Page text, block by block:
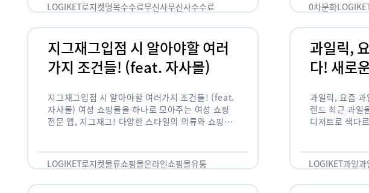
LOGIKET로지켓명목수수료무신사무신사수수료
0차문화
지그재그입점 시 알아야할 여러
가지 조건들! (feat. 자사몰)
지그재그입점 시 알아야할 여러가지 조건들! (feat.
자사몰) 여성 쇼핑몰을 하나로 모아주는 여성 쇼핑
전문 앱, 지그재그! 다양한 스타일의 의류와 쇼핑몰
LOGIKET로지켓물류쇼핑몰온라인쇼핑몰유통
과일릭,
다! 새로
과일릭, 요즘
렌드 최근 과일
디저트로 색다
…
LOGIKET과일과